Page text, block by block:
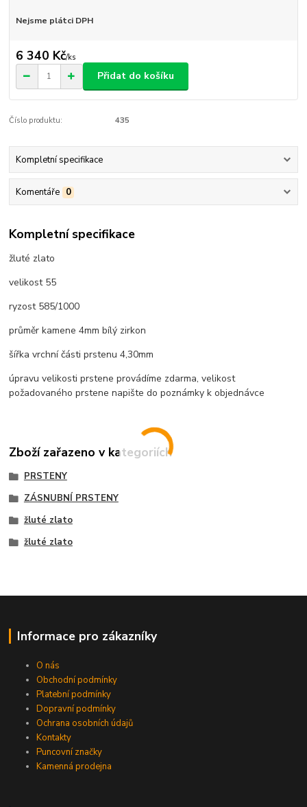
Nejsme plátci DPH
6 340 Kč/ks
Přidat do košíku
Číslo produktu: 435
Kompletní specifikace
Komentáře 0
Kompletní specifikace
žluté zlato
velikost 55
ryzost 585/1000
průměr kamene 4mm bílý zirkon
šířka vrchní části prstenu 4,30mm
úpravu velikosti prstene provádíme zdarma, velikost
požadovaného prstene napište do poznámky k objednávce
Zboží zařazeno v kategoriích
PRSTENY
ZÁSNUBNÍ PRSTENY
žluté zlato
žluté zlato
Informace pro zákazníky
O nás
Obchodní podmínky
Platební podmínky
Dopravní podmínky
Ochrana osobních údajů
Kontakty
Puncovní značky
Kamenná prodejna